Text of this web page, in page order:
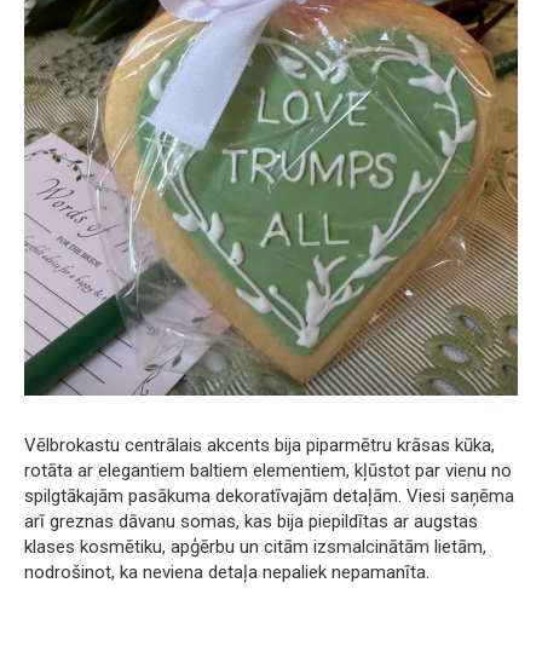
Vēlbrokastu centrālais akcents bija piparmētru krāsas kūka,
rotāta ar elegantiem baltiem elementiem, kļūstot par vienu no
spilgtākajām pasākuma dekoratīvajām detaļām. Viesi saņēma
arī greznas dāvanu somas, kas bija piepildītas ar augstas
klases kosmētiku, apģērbu un citām izsmalcinātām lietām,
nodrošinot, ka neviena detaļa nepaliek nepamanīta.